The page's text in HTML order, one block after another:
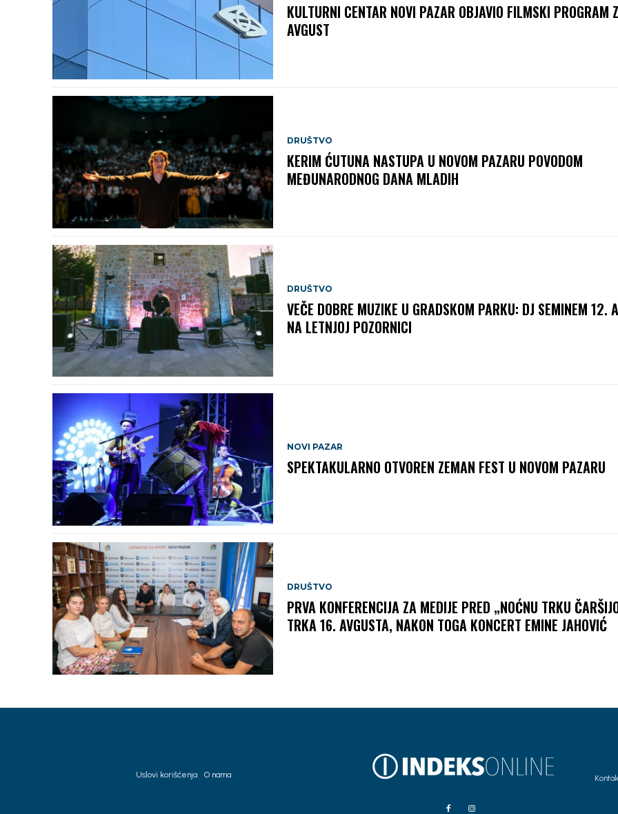
KULTURNI CENTAR NOVI PAZAR OBJAVIO FILMSKI PROGRAM
AVGUST
DRUŠTVO
KERIM ĆUTUNA NASTUPA U NOVOM PAZARU POVODOM
MEĐUNARODNOG DANA MLADIH
DRUŠTVO
VEČE DOBRE MUZIKE U GRADSKOM PARKU: DJ SEMINEM 12.
NA LETNJOJ POZORNICI
NOVI PAZAR
SPEKTAKULARNO OTVOREN ZEMAN FEST U NOVOM PAZARU
DRUŠTVO
PRVA KONFERENCIJA ZA MEDIJE PRED „NOĆNU TRKU
TRKA 16. AVGUSTA, NAKON TOGA KONCERT EMINE JAHOVIĆ
Uslovi korišćenja O nama